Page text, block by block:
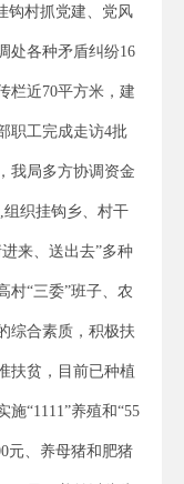
钩村抓党建、党风
处各种矛盾纠纷16
栏近70平方米，建
职工完成走访4批
我局多方协调资金
组织挂钩乡、村干
来、送出去”多种
村“三委”班子、农
综合素质，积极扶
扶贫，目前已种植
“1111”养殖和“55
元、养母猪和肥猪